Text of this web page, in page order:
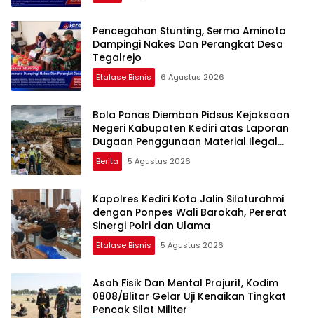
Pencegahan Stunting, Serma Aminoto
Dampingi Nakes Dan Perangkat Desa
Tegalrejo
Etalase Bisnis 6 Agustus 2026
Bola Panas Diemban Pidsus Kejaksaan
Negeri Kabupaten Kediri atas Laporan
Dugaan Penggunaan Material Ilegal
Proyek Tol Kediri Oleh PT. HASTARI JAYA
SENTOSA
Berita 5 Agustus 2026
Kapolres Kediri Kota Jalin Silaturahmi
dengan Ponpes Wali Barokah, Pererat
Sinergi Polri dan Ulama
Etalase Bisnis 5 Agustus 2026
Asah Fisik Dan Mental Prajurit, Kodim
0808/Blitar Gelar Uji Kenaikan Tingkat
Pencak Silat Militer